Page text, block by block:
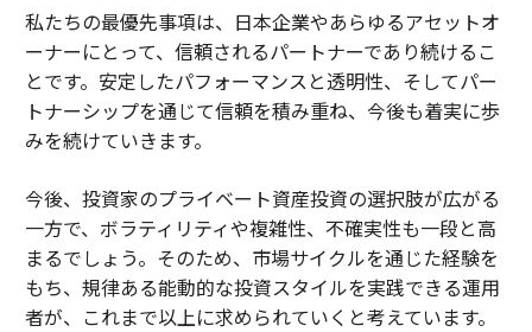
私たちの最優先事項は、日本企業やあらゆるアセットオ
ーナーにとって、信頼されるパートナーであり続けるこ
とです。安定したパフォーマンスと透明性、そしてパー
トナーシップを通じて信頼を積み重ね、今後も着実に歩
みを続けていきます。
今後、投資家のプライベート資産投資の選択肢が広がる
一方で、ボラティリティや複雑性、不確実性も一段と高
まるでしょう。そのため、市場サイクルを通じた経験を
もち、規律ある能動的な投資スタイルを実践できる運用
者が、これまで以上に求められていくと考えています。